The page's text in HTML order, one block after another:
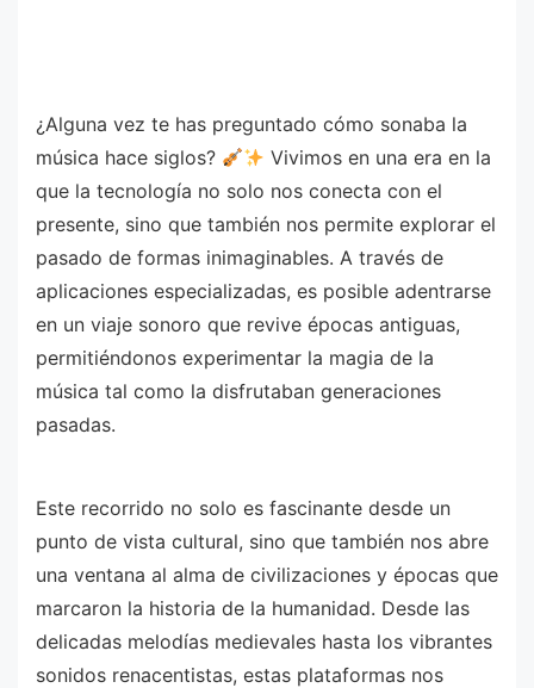
¿Alguna vez te has preguntado cómo sonaba la
música hace siglos?
Vivimos en una era en la
que la tecnología no solo nos conecta con el
presente, sino que también nos permite explorar el
pasado de formas inimaginables. A través de
aplicaciones especializadas, es posible adentrarse
en un viaje sonoro que revive épocas antiguas,
permitiéndonos experimentar la magia de la
música tal como la disfrutaban generaciones
pasadas.
Este recorrido no solo es fascinante desde un
punto de vista cultural, sino que también nos abre
una ventana al alma de civilizaciones y épocas que
marcaron la historia de la humanidad. Desde las
delicadas melodías medievales hasta los vibrantes
sonidos renacentistas, estas plataformas nos